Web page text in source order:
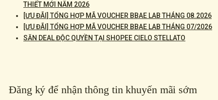
THIẾT MỚI NĂM 2026
[ƯU ĐÃI] TỔNG HỢP MÃ VOUCHER BBAE LAB THÁNG 08.2026
[ƯU ĐÃI] TỔNG HỢP MÃ VOUCHER BBAE LAB THÁNG 07/2026
SĂN DEAL ĐỘC QUYỀN TẠI SHOPEE CIELO STELLATO
Đăng ký để nhận thông tin khuyến mãi sớm